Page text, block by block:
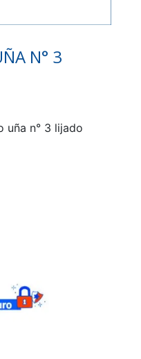
N° 3
uña n° 3 lijado